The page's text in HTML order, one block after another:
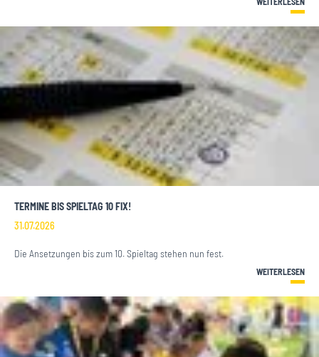
TERMINE BIS SPIELTAG 10 FIX!
31.07.2026
Die Ansetzungen bis zum 10. Spieltag stehen nun fest.
WEITERLESEN